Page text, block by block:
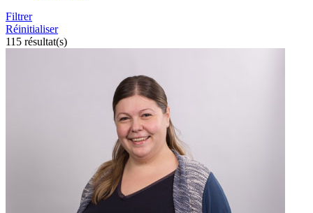
Filtrer
Réinitialiser
115 résultat(s)